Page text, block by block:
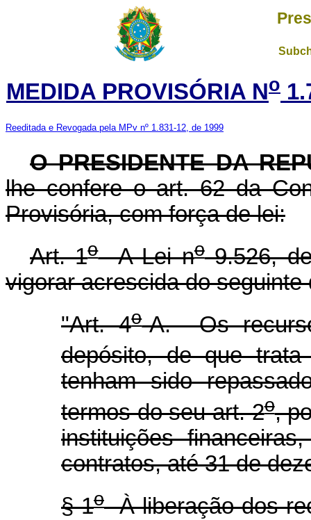
MEDIDA PROVISÓRIA No
Reeditada e Revogada pela MPv nº 1.831-12, de 1999
O PRESIDENTE DA
lhe confere o art. 62 da
Provisória, com força de lei:
Art. 1oA Lei no9.526,
vigorar acrescida do seguinte
"Art. 4o-A. Os
depósito, de que
tenham sido
termos do seu art. 2o,
instituições
contratos, até 31 de
§ 1oÀ liberação dos